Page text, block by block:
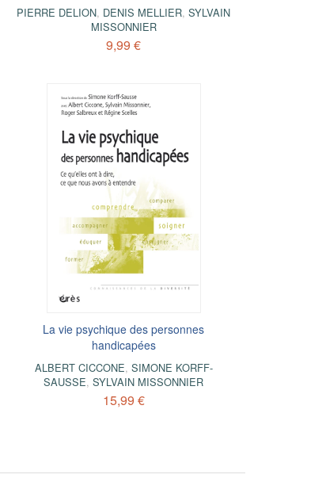
PIERRE DELION, DENIS MELLIER,SYLVAIN
MISSONNIER
9,99 €
La vie psychique des personnes
handicapées
ALBERT CICCONE, SIMONE KORFF-
SAUSSE,SYLVAIN MISSONNIER
15,99 €